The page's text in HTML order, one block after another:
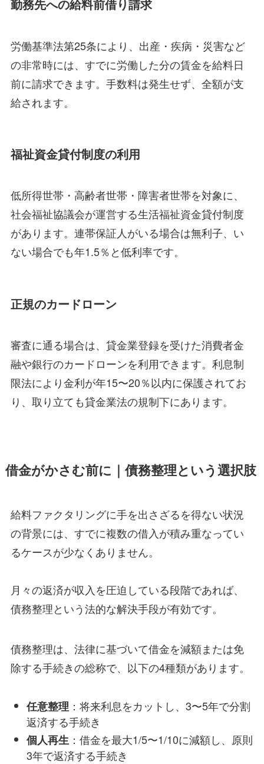
勤務先への給料前借り請求
労働基準法第25条により、出産・疾病・災害など
の非常時には、すでに労働した分の賃金を給料日
前に請求できます。手数料は発生せず、全額が支
給されます。
福祉資金貸付制度の利用
低所得世帯・高齢者世帯・障害者世帯を対象に、
社会福祉協議会が運営する生活福祉資金貸付制度
があります。連帯保証人がいる場合は無利子、い
ない場合でも年1.5％と低利率です。
正規のカードローン
審査に通る場合は、貸金業登録を受けた消費者金
融や銀行のカードローンを利用できます。利息制
限法により金利が年15〜20％以内に保護されてお
り、取り立ても貸金業法の規制下にあります。
借金がかさむ前に｜債務整理という選択肢
給料ファクタリングに手を出さざるを得ない状況
の背景には、すでに複数の借入が積み重なってい
るケースが少なくありません。
月々の返済が収入を圧迫している段階であれば、
債務整理という法的な解決手段が有効です。
債務整理は、法律に基づいて借金を減額または免
除する手続きの総称で、以下の4種類があります。
任意整理 ：将来利息をカットし、3〜5年で分割
返済する手続き
個人再生 ：借金を最大1/5〜1/10に減額し、原則
3年で返済する手続き